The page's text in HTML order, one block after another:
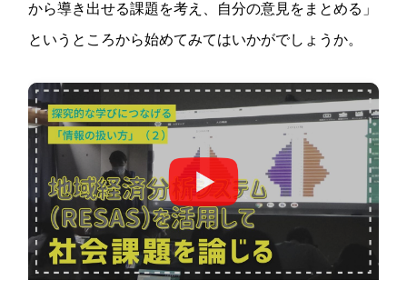
から導き出せる課題を考え、自分の意見をまとめる」
というところから始めてみてはいかがでしょうか。